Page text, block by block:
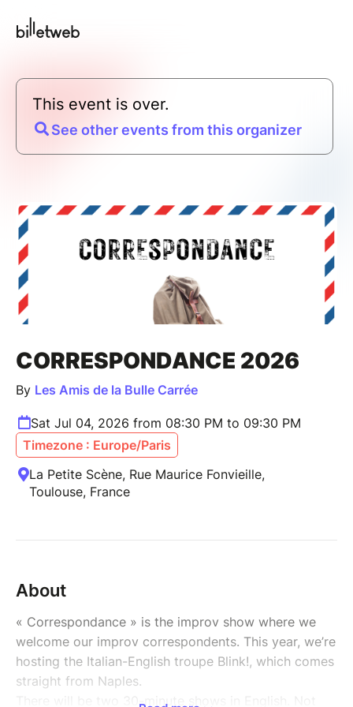
This event is over.
See other events from this organizer
CORRESPONDANCE 2026
By Les Amis de la Bulle Carrée
Sat Jul 04, 2026 from 08:30 PM to 09:30 PM
Timezone : Europe/Paris
La Petite Scène, Rue Maurice Fonvieille,
Toulouse, France
About
« Correspondance » is the improv show where we
welcome our improv correspondents. This year, we’re
hosting the Italian-English troupe Blink!, which comes
straight from Naples.
There will be two 30-minute shows in English. Not